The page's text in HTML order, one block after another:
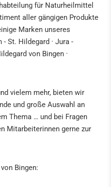
für Naturheilmittel
aller gängigen Produkte
Marken unseres
St. Hildegard · Jura -
von Bingen ·
vielem mehr, bieten wir
und große Auswahl an
Thema … und bei Fragen
Mitarbeiterinnen gerne zur
Bingen: